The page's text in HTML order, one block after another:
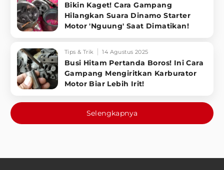
Bikin Kaget! Cara Gampang
Hilangkan Suara Dinamo Starter
Motor 'Nguung' Saat Dimatikan!
Tips & Trik 14 Agustus 2025
Busi Hitam Pertanda Boros! Ini Cara
Gampang Mengiritkan Karburator
Motor Biar Lebih Irit!
Selengkapnya